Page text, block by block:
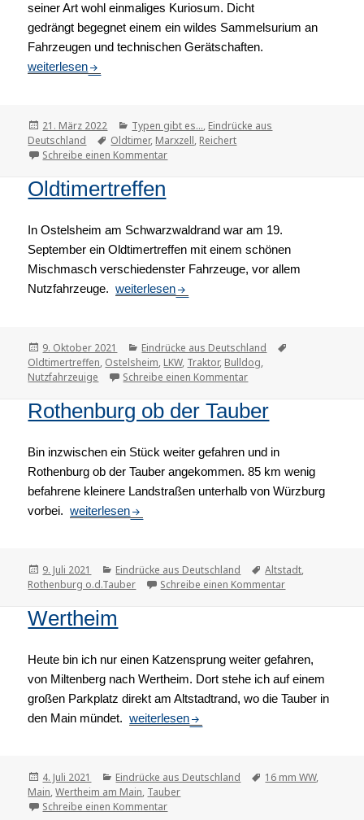
seiner Art wohl einmaliges Kuriosum. Dicht
gedrängt begegnet einem ein wildes Sammelsurium an
Fahrzeugen und technischen Gerätschaften.
Museum Marxzell
weiterlesen
Veröffentlicht
am
21. März 2022 Kategorien
Typen gibt es..., Eindrücke aus
Deutschland
Tags
Oldtimer, Marxzell, Reichert
Schreibe einen Kommentar
Oldtimertreffen
In Ostelsheim am Schwarzwaldrand war am 19.
September ein Oldtimertreffen mit einem schönen
Mischmasch verschiedenster Fahrzeuge, vor allem
Nutzfahrzeuge.Oldtimertreffen
weiterlesen
Veröffentlicht
am
9. Oktober 2021 Kategorien
Eindrücke aus Deutschland
Oldtimertreffen, Ostelsheim, LKW, Traktor, Bulldog,
Nutzfahrzeuige
Schreibe einen Kommentar
Rothenburg ob der Tauber
Bin inzwischen ein Stück weiter gefahren und in
Rothenburg ob der Tauber angekommen. 85 km wenig
befahrene kleinere Landstraßen unterhalb von Würzburg
vorbei.Rothenburg ob der Tauber
weiterlesen
Veröffentlicht
am
9. Juli 2021 Kategorien
Eindrücke aus Deutschland Tags
Altstadt,
Rothenburg o.d.Tauber
Schreibe einen Kommentar
Wertheim
Heute bin ich nur einen Katzensprung weiter gefahren,
von Miltenberg nach Wertheim. Dort stehe ich auf einem
großen Parkplatz direkt am Altstadtrand, wo die Tauber in
den Main mündet.Wertheim
weiterlesen
Veröffentlicht
am
4. Juli 2021 Kategorien
Eindrücke aus Deutschland Tags
16 mm WW,
Main,Wertheim am Main, Tauber
Schreibe einen Kommentar